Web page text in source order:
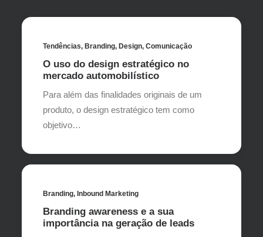
Tendências, Branding, Design, Comunicação
O uso do design estratégico no
mercado automobilístico
Para além das finalidades originais de um
produto, o design estratégico tem como
objetivo…
Branding, Inbound Marketing
Branding awareness e a sua
importância na geração de leads